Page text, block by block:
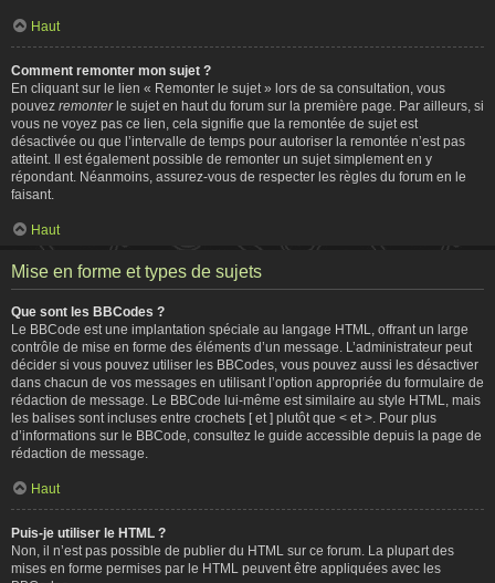
Haut
Comment remonter mon sujet ?
En cliquant sur le lien « Remonter le sujet » lors de sa consultation, vous
pouvez remonterle sujet en haut du forum sur la première page. Par ailleurs, si
vous ne voyez pas ce lien, cela signifie que la remontée de sujet est
désactivée ou que l’intervalle de temps pour autoriser la remontée n’est pas
atteint. Il est également possible de remonter un sujet simplement en y
répondant. Néanmoins, assurez-vous de respecter les règles du forum en le
faisant.
Haut
Mise en forme et types de sujets
Que sont les BBCodes ?
Le BBCode est une implantation spéciale au langage HTML, offrant un large
contrôle de mise en forme des éléments d’un message. L’administrateur peut
décider si vous pouvez utiliser les BBCodes, vous pouvez aussi les désactiver
dans chacun de vos messages en utilisant l’option appropriée du formulaire de
rédaction de message. Le BBCode lui-même est similaire au style HTML, mais
les balises sont incluses entre crochets [ et ] plutôt que < et >. Pour plus
d’informations sur le BBCode, consultez le guide accessible depuis la page de
rédaction de message.
Haut
Puis-je utiliser le HTML ?
Non, il n’est pas possible de publier du HTML sur ce forum. La plupart des
mises en forme permises par le HTML peuvent être appliquées avec les